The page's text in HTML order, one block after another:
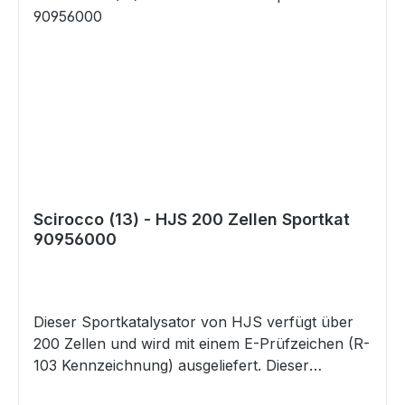
CZDA 1395 110 / 5000 Euro 6 CJSB 1798 132 /
Scirocco (13) - HJS 200 Zellen Sportkat
90956000
Dieser Sportkatalysator von HJS verfügt über
200 Zellen und wird mit einem E-Prüfzeichen (R-
103 Kennzeichnung) ausgeliefert. Dieser